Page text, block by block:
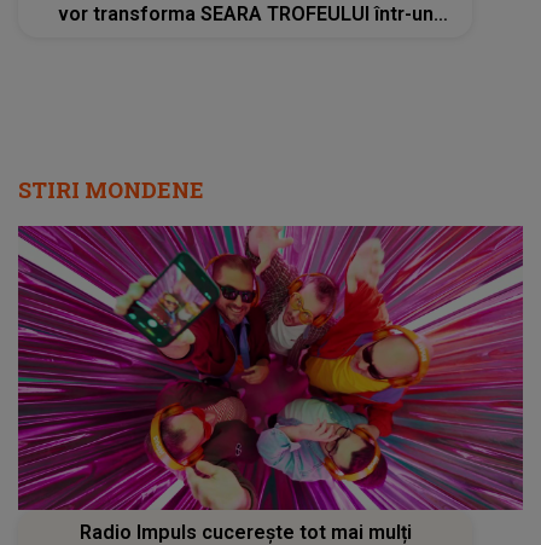
vor transforma SEARA TROFEULUI într-un
STIRI MONDENE
Radio Impuls cucerește tot mai mulți